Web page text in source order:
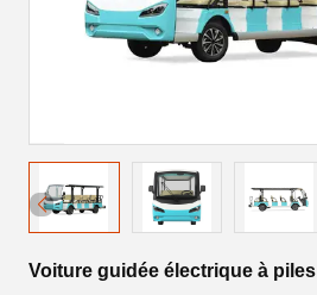
Voiture guidée électrique à piles